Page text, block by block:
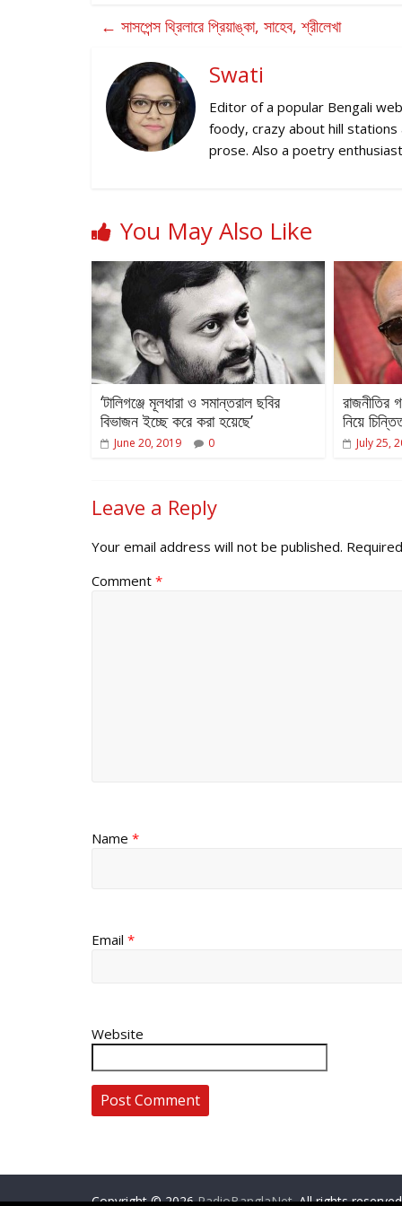
← সাসপেন্স থ্রিলারে প্রিয়াঙ্কা, সাহেব, শ্রীলেখা
Swati
Editor of a popular Bengali
foody, crazy about hill
prose. Also a poetry
You May Also Like
‘টালিগঞ্জে মূলধারা ও সমান্তরাল ছবির
বিভাজন ইচ্ছে করে করা হয়েছে’
June 20, 2019 0
রাজনীতির
নিয়ে
July 25,
Leave a Reply
Your email address will not be published.
Comment *
Name *
Email *
Website
Copyright © 2026RadioBanglaNet. All rights